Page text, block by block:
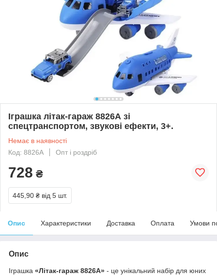
Іграшка літак-гараж 8826А зі
спецтранспортом, звукові ефекти, 3+.
Немає в наявності
Код: 8826А
Опт і роздріб
728 ₴
445,90 ₴ від 5 шт.
Опис Характеристики Доставка Оплата Умови
Опис
Іграшка «Літак-гараж 8826А» - це унікальний набір для юних